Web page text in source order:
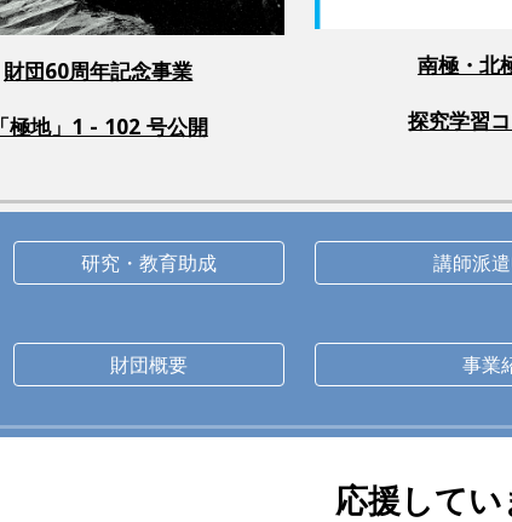
財団60周年記念事業
「極地」1 - 102 号公開
南極・北
探究学習
研究・教育助成 講師派
財団概要 事業
応援して